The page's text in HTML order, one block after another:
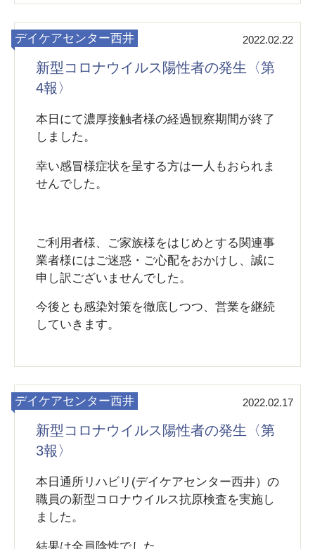
デイケアセンター西井 2022.02.22
新型コロナウイルス陽性者の発生〈第
4報〉
本日にて濃厚接触者様の経過観察期間が終了
しました。
幸い感冒様症状を呈する方は一人もおられま
せんでした。
ご利用者様、ご家族様をはじめとする関連事
業者様にはご迷惑・ご心配をおかけし、誠に
申し訳ございませんでした。
今後とも感染対策を徹底しつつ、営業を継続
していきます。
デイケアセンター西井 2022.02.17
新型コロナウイルス陽性者の発生〈第
3報〉
本日通所リハビリ(デイケアセンター西井）の
職員の新型コロナウイルス抗原検査を実施し
ました。